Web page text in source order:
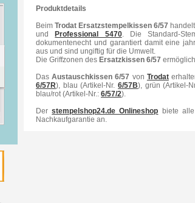
Produktdetails
Beim Trodat Ersatzstempelkissen 6/57
und
Professional 5470. Die Standard-
dokumentenecht und garantiert damit eine
aus und sind ungiftig für die Umwelt.
Die Griffzonen des Ersatzkissen 6/57
DasAustauschkissen 6/57 von Trodat
6/57R), blau (Artikel-Nr.6/57B), grün (Artikel-
blau/rot (Artikel-Nr.: 6/57/2).
Derstempelshop24.de Onlineshop biete alle
Nachkaufgarantie an.